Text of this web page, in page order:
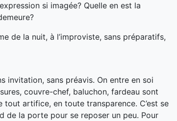
si imagée? Quelle en est la
de la nuit, à l’improviste, sans préparatifs,
invitation, sans préavis. On entre en soi
couvre-chef, baluchon, fardeau sont
tout artifice, en toute transparence. C’est se
de la porte pour se reposer un peu. Pour